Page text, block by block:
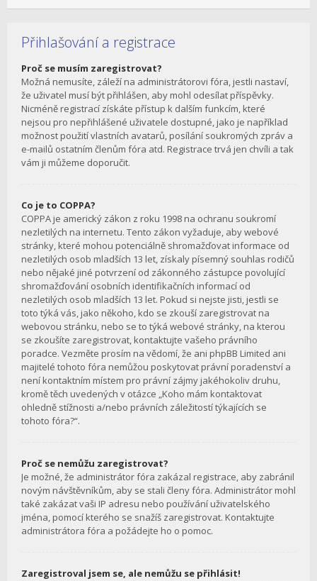
Přihlašování a registrace
Proč se musím zaregistrovat?
Možná nemusíte, záleží na administrátorovi fóra, jestli nastaví,
že uživatel musí být přihlášen, aby mohl odesílat příspěvky.
Nicméně registrací získáte přístup k dalším funkcím, které
nejsou pro nepřihlášené uživatele dostupné, jako je například
možnost použití vlastních avatarů, posílání soukromých zpráv a
e-mailů ostatním členům fóra atd. Registrace trvá jen chvíli a tak
vám ji můžeme doporučit.
Co je to COPPA?
COPPA je americký zákon z roku 1998 na ochranu soukromí
nezletilých na internetu. Tento zákon vyžaduje, aby webové
stránky, které mohou potenciálně shromažďovat informace od
nezletilých osob mladších 13 let, získaly písemný souhlas rodičů
nebo nějaké jiné potvrzení od zákonného zástupce povolující
shromažďování osobních identifikačních informací od
nezletilých osob mladších 13 let. Pokud si nejste jisti, jestli se
toto týká vás, jako někoho, kdo se zkouší zaregistrovat na
webovou stránku, nebo se to týká webové stránky, na kterou
se zkoušíte zaregistrovat, kontaktujte vašeho právního
poradce. Vezměte prosím na vědomí, že ani phpBB Limited ani
majitelé tohoto fóra nemůžou poskytovat právní poradenství a
není kontaktním místem pro právní zájmy jakéhokoliv druhu,
kromě těch uvedených v otázce „Koho mám kontaktovat
ohledně stížnosti a/nebo právních záležitostí týkajících se
tohoto fóra?“.
Proč se nemůžu zaregistrovat?
Je možné, že administrátor fóra zakázal registrace, aby zabránil
novým návštěvníkům, aby se stali členy fóra. Administrátor mohl
také zakázat vaši IP adresu nebo používání uživatelského
jména, pomocí kterého se snažíš zaregistrovat. Kontaktujte
administrátora fóra a požádejte ho o pomoc.
Zaregistroval jsem se, ale nemůžu se přihlásit!